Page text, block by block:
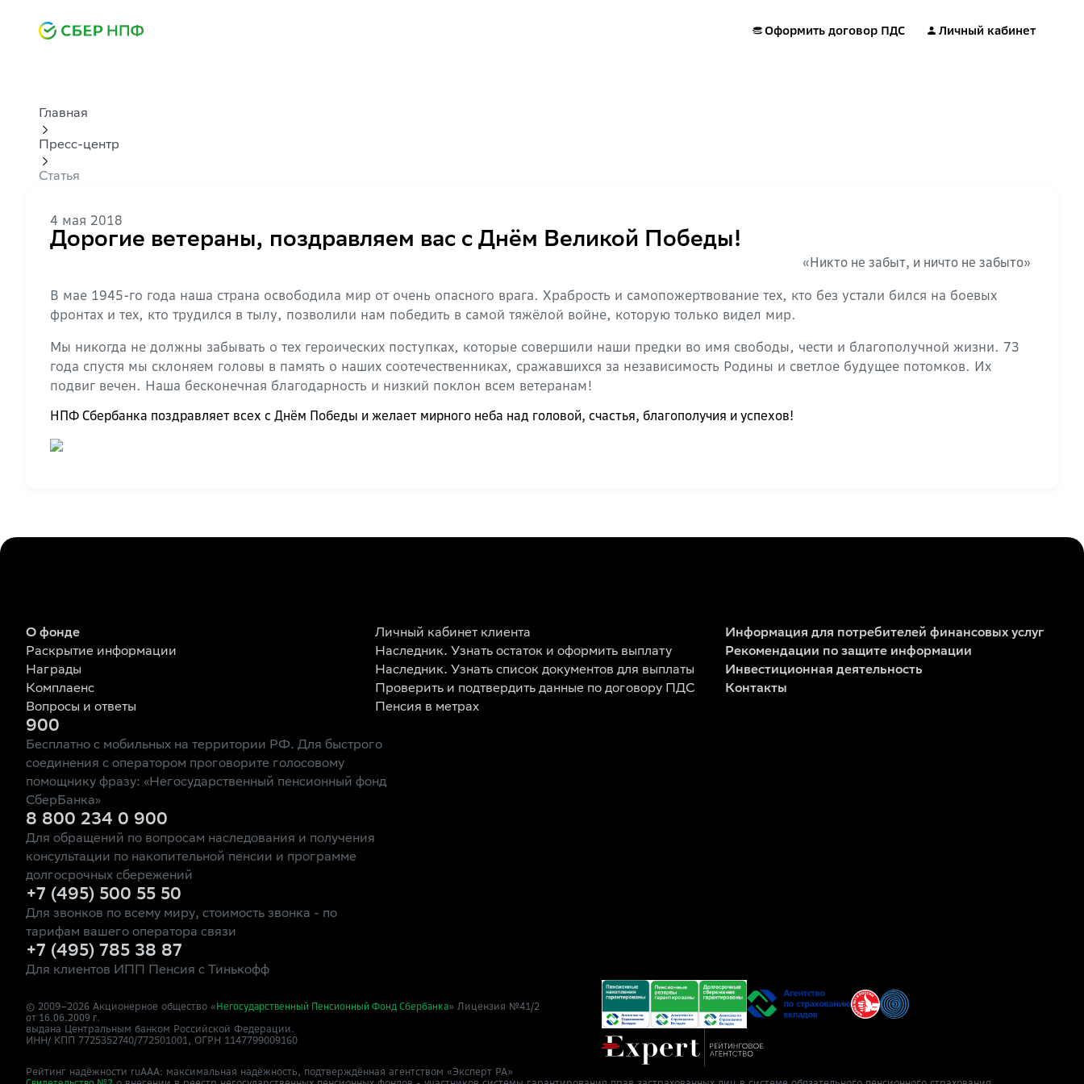
Оформить договор ПДС Личный кабинет
Главная
Пресс-центр
Статья
4 мая 2018
Дорогие ветераны, поздравляем вас с Днём Великой Победы!
«Никто не забыт, и ничто не забыто»
В мае 1945-го года наша страна освободила мир от очень опасного врага. Храбрость и самопожертвование тех, кто без устали бился на боевых
фронтах и тех, кто трудился в тылу, позволили нам победить в самой тяжёлой войне, которую только видел мир.
Мы никогда не должны забывать о тех героических поступках, которые совершили наши предки во имя свободы, чести и благополучной жизни. 73
года спустя мы склоняем головы в память о наших соотечественниках, сражавшихся за независимость Родины и светлое будущее потомков. Их
подвиг вечен. Наша бесконечная благодарность и низкий поклон всем ветеранам!
НПФ Сбербанка поздравляет всех с Днём Победы и желает мирного неба над головой, счастья, благополучия и успехов!
О фонде
Раскрытие информации
Награды
Комплаенс
Вопросы и ответы
Личный кабинет клиента
Наследник. Узнать остаток и оформить выплату
Наследник. Узнать список документов для выплаты
Проверить и подтвердить данные по договору ПДС
Пенсия в метрах
Информация для потребителей финансовых услуг
Рекомендации по защите информации
Инвестиционная деятельность
Контакты
900
Бесплатно с мобильных на территории РФ. Для быстрого
соединения с оператором проговорите голосовому
помощнику фразу: «Негосударственный пенсионный фонд
СберБанка»
8 800 234 0 900
Для обращений по вопросам наследования и получения
консультации по накопительной пенсии и программе
долгосрочных сбережений
+7 (495) 500 55 50
Для звонков по всему миру, стоимость звонка - по
тарифам вашего оператора связи
+7 (495) 785 38 87
Для клиентов ИПП Пенсия с Тинькофф
© 2009–2026 Акционерное общество «Негосударственный Пенсионный Фонд Сбербанка» Лицензия №41/2
от 16.06.2009 г.
выдана Центральным банком Российской Федерации.
ИНН/ КПП 7725352740/772501001, ОГРН 1147799009160
Рейтинг надёжности ruAAA: максимальная надёжность, подтверждённая агентством «Эксперт РА»